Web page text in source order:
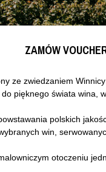
ZAMÓW
ze zwiedzaniem
pięknego świata wina,
polskich
win,
otoczeniu